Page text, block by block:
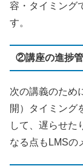
容・タイミング
す。
②講座の進捗
次の講義のため
開）タイミング
して、遅らせた
なる点も LMSの